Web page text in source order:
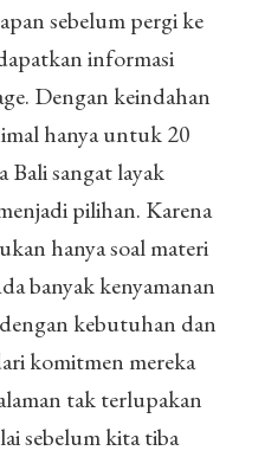
sebelum pergi ke
informasi
Dengan keindahan
hanya untuk 20
Bali sangat layak
pilihan. Karena
hanya soal materi
banyak kenyamanan
kebutuhan dan
komitmen mereka
tak terlupakan
sebelum kita tiba